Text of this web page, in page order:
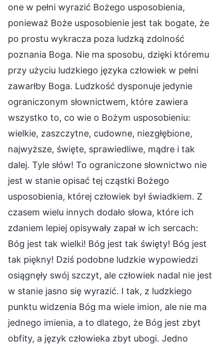
one w pełni wyrazić Bożego usposobienia,
ponieważ Boże usposobienie jest tak bogate, że
po prostu wykracza poza ludzką zdolność
poznania Boga. Nie ma sposobu, dzięki któremu
przy użyciu ludzkiego języka człowiek w pełni
zawarłby Boga. Ludzkość dysponuje jedynie
ograniczonym słownictwem, które zawiera
wszystko to, co wie o Bożym usposobieniu:
wielkie, zaszczytne, cudowne, niezgłębione,
najwyższe, święte, sprawiedliwe, mądre i tak
dalej. Tyle słów! To ograniczone słownictwo nie
jest w stanie opisać tej cząstki Bożego
usposobienia, której człowiek był świadkiem. Z
czasem wielu innych dodało słowa, które ich
zdaniem lepiej opisywały zapał w ich sercach:
Bóg jest tak wielki! Bóg jest tak święty! Bóg jest
tak piękny! Dziś podobne ludzkie wypowiedzi
osiągnęły swój szczyt, ale człowiek nadal nie jest
w stanie jasno się wyrazić. I tak, z ludzkiego
punktu widzenia Bóg ma wiele imion, ale nie ma
jednego imienia, a to dlatego, że Bóg jest zbyt
obfity, a język człowieka zbyt ubogi. Jedno